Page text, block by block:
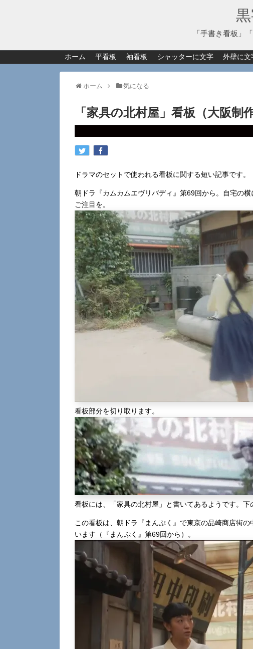
「手書き看板」
ホーム 平看板 袖看板 シャッターに文字 外壁に文
ホーム 気になる
「家具の北村屋」看板（大阪制
ドラマのセットで使われる看板に関する短い記事です。
朝ドラ『カムカムエヴリバディ』第69回から。自宅の
ご注目を。
看板部分を切り取ります。
看板には、「家具の北村屋」と書いてあるようです。下
この看板は、朝ドラ『まんぷく』で東京の品崎商店街
います（『まんぷく』第69回から）。